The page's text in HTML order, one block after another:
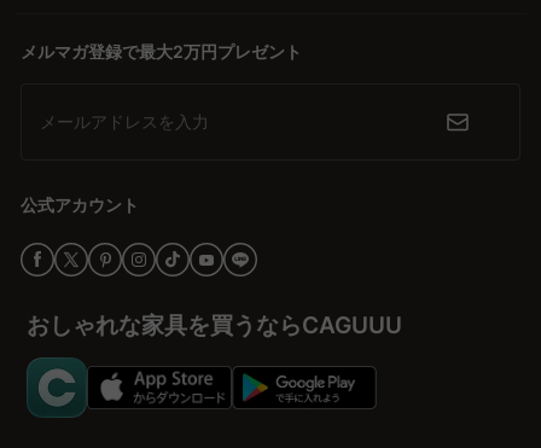
メルマガ登録で最大2万円プレゼント
メールアドレスを入力
公式アカウント
おしゃれな家具を買うならCAGUUU